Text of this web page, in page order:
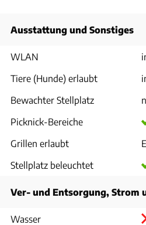
Ausstattung und Sonstiges
WLAN
Tiere (Hunde) erlaubt
Bewachter Stellplatz
Picknick-Bereiche
Grillen erlaubt
Stellplatz beleuchtet
Ver- und Entsorgung, Strom
Wasser